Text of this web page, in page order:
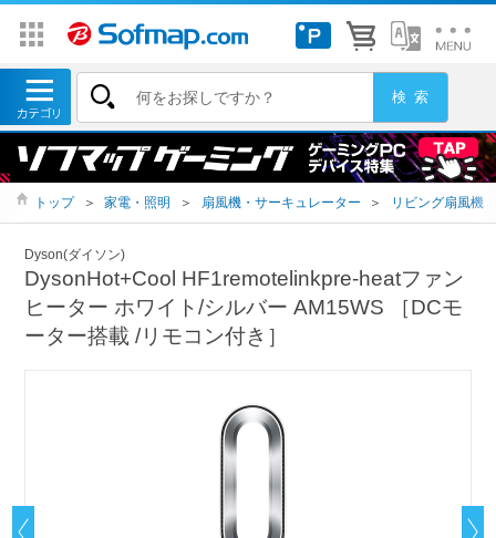
トップ ＞ 家電・照明 ＞ 扇風機・サーキュレーター ＞ リビング扇風機
Dyson(ダイソン)
DysonHot+Cool HF1remotelinkpre-heatファン
ヒーター ホワイト/シルバー AM15WS ［DCモ
ーター搭載 /リモコン付き］